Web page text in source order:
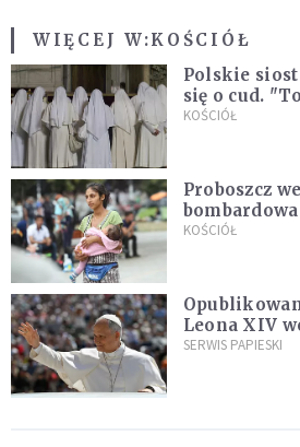
WIĘCEJ W:KOŚCIÓŁ
Polskie
się o cud.
Pana Boga
KOŚCIÓŁ
Proboszcz
"Masowy
KOŚCIÓŁ
Leona XIV
SERWIS PAPIESKI